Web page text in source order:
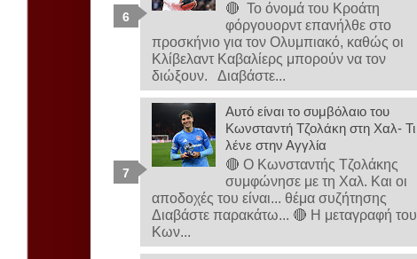
🔴 Το όνομά του Κροάτη
φόργουορντ επανήλθε στο
προσκήνιο για τον Ολυμπιακό, καθώς οι
Κλίβελαντ Καβαλίερς μπορούν να τον
διώξουν. Διαβάστε...
Αυτό είναι το συμβόλαιο του
Κωνσταντή Τζολάκη στη Χαλ- Τι
λένε στην Αγγλία
🔴 Ο Κωνσταντής Τζολάκης
συμφώνησε με τη Χαλ. Και οι
αποδοχές του είναι... θέμα συζήτησης
Διαβάστε παρακάτω... 🔴 Η μεταγραφή του
Κων...